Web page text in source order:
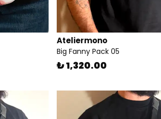
Ateliermono
Big Fanny Pack 05
₺ 1,320.00